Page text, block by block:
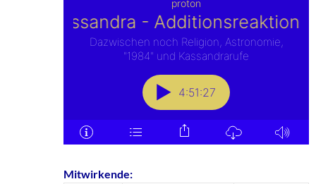
Mitwirkende: